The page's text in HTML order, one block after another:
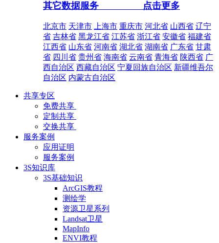
其它数据服务 点击更多
北京市 天津市 上海市 重庆市 河北省 山西省 辽宁
省 吉林省 黑龙江省 江苏省 浙江省 安徽省 福建省
江西省 山东省 河南省 湖北省 湖南省 广东省 甘肃
省 四川省 贵州省 海南省 云南省 青海省 陕西省 广
西自治区 西藏自治区 宁夏回族自治区 新疆维吾尔
自治区 内蒙古自治区
共享专区
免费共享
定制共享
交换共享
服务案例
应用证明
服务案例
3S知识库
3S基础知识
ArcGIS教程
测绘学
资源卫星系列
Landsat卫星
MapInfo
ENVI教程